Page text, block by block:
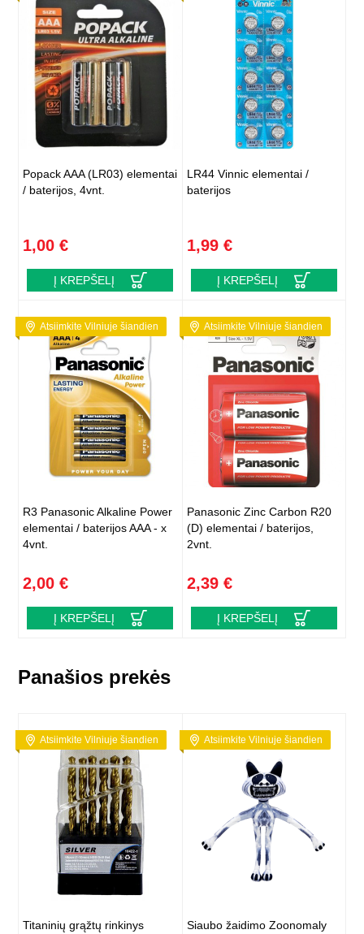
Popack AAA (LR03) elementai
/ baterijos, 4vnt.
1,00 €
Į KREPŠELĮ
LR44 Vinnic elementai /
baterijos
1,99 €
Į KREPŠELĮ
Atsiimkite Vilniuje šiandien
R3 Panasonic Alkaline Power
elementai / baterijos AAA - x
4vnt.
2,00 €
Į KREPŠELĮ
Atsiimkite Vilniuje šiandien
Panasonic Zinc Carbon R20
(D) elementai / baterijos,
2vnt.
2,39 €
Į KREPŠELĮ
Panašios prekės
Atsiimkite Vilniuje šiandien
Titaninių grąžtų rinkinys
Atsiimkite Vilniuje šiandien
Siaubo žaidimo Zoonomaly